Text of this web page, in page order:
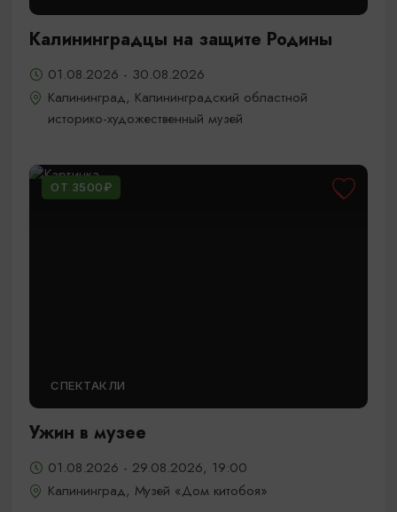
Калининградцы на защите Родины
01.08.2026 - 30.08.2026
Калининград, Калининградский областной
историко-художественный музей
ОТ 3500₽
СПЕКТАКЛИ
Ужин в музее
01.08.2026 - 29.08.2026, 19:00
Калининград, Музей «Дом китобоя»